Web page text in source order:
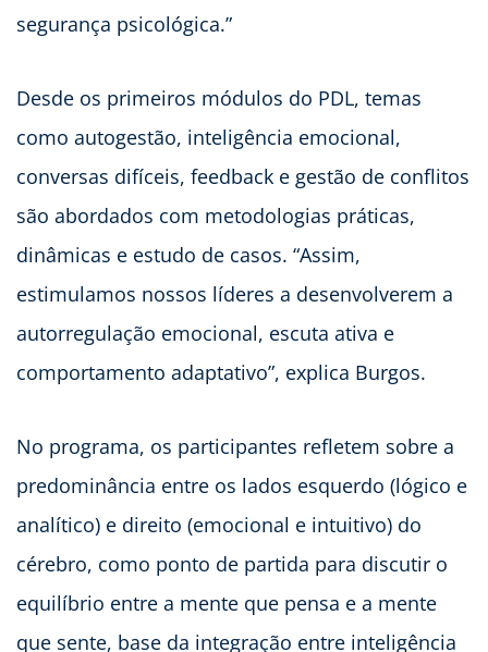
segurança psicológica.”
Desde os primeiros módulos do PDL, temas
como autogestão, inteligência emocional,
conversas difíceis, feedback e gestão de conflitos
são abordados com metodologias práticas,
dinâmicas e estudo de casos. “Assim,
estimulamos nossos líderes a desenvolverem a
autorregulação emocional, escuta ativa e
comportamento adaptativo”, explica Burgos.
No programa, os participantes refletem sobre a
predominância entre os lados esquerdo (lógico e
analítico) e direito (emocional e intuitivo) do
cérebro, como ponto de partida para discutir o
equilíbrio entre a mente que pensa e a mente
que sente, base da integração entre inteligência